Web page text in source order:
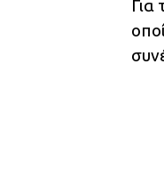
Για